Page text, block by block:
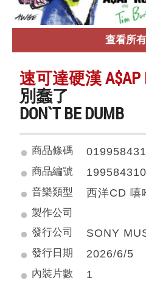
查看所
速可達硬漢 A$AP
別蠢了
DON`T BE DUMB
商品條碼
商品編號
音樂類型 西洋CD 嘻
製作公司
發行公司
SONY
發行日期 2026/6/5
內裝片數 1